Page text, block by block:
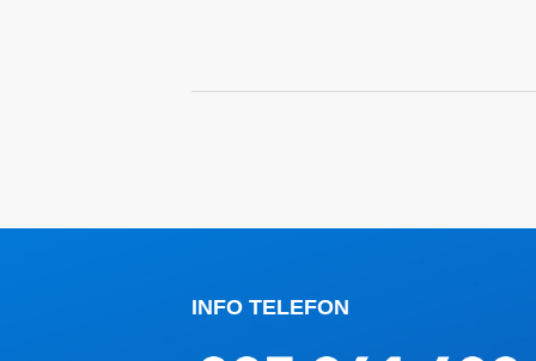
INFO TELEFON